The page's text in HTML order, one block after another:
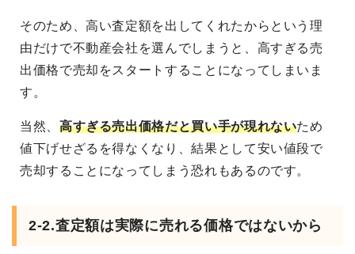
そのため、高い査定額を出してくれたからという理
由だけで不動産会社を選んでしまうと、高すぎる売
出価格で売却をスタートすることになってしまいま
す。
当然、 高すぎる売出価格だと買い手が現れないため
値下げせざるを得なくなり、結果として安い値段で
売却することになってしまう恐れもあるのです。
2-2.査定額は実際に売れる価格ではないから